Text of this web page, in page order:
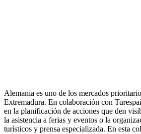
Alemania es uno de los mercados
Extremadura. En colaboración con
en la planificación de acciones que den
la asistencia a ferias y eventos o la
turísticos y prensa especializada. En esta